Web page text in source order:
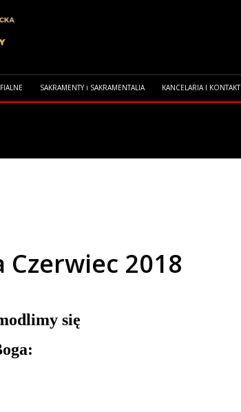
SAKRAMENTY i SAKRAMENTALIA KANCELARIA I KONTAKT
2018
się